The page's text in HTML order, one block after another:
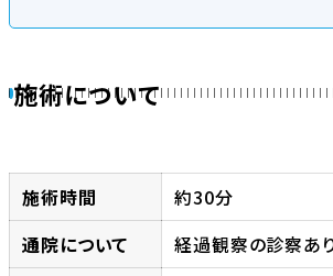
施術について
施術時間
約30分
通院について
経過観察の診察あ